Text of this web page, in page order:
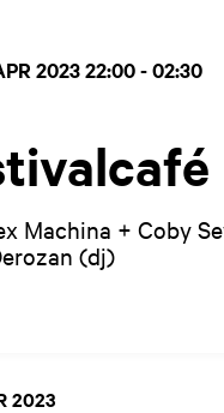
Machina + Coby
(dj)
202322:00 - 02:30
2023